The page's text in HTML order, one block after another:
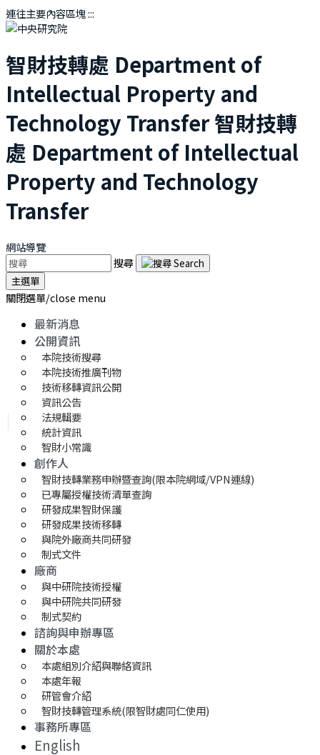
連往主要內容區塊:::
智財技轉處 Department of
Intellectual Property and
Technology Transfer智財技轉
處 Department of Intellectual
Property and Technology
Transfer
網站導覽
搜尋
主選單
關閉選單/close menu
最新消息
公開資訊
本院技術搜尋
本院技術推廣刊物
技術移轉資訊公開
資訊公告
法規輯要
統計資訊
智財小常識
創作人
智財技轉業務申辦暨查詢(限本院網域/VPN連線)
已專屬授權技術清單查詢
研發成果智財保護
研發成果技術移轉
與院外廠商共同研發
制式文件
廠商
與中研院技術授權
與中研院共同研發
制式契約
諮詢與申辦專區
關於本處
本處組別介紹與聯絡資訊
本處年報
研管會介紹
智財技轉管理系統(限智財處同仁使用)
事務所專區
English